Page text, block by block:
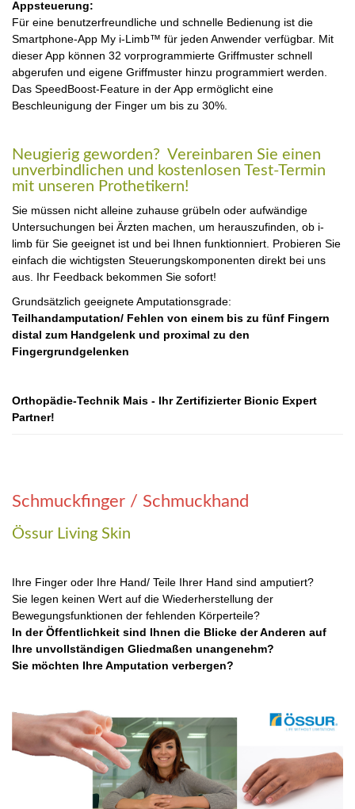
Appsteuerung:
Für eine benutzerfreundliche und schnelle Bedienung ist die
Smartphone-App My i-Limb™ für jeden Anwender verfügbar. Mit
dieser App können 32 vorprogrammierte Griffmuster schnell
abgerufen und eigene Griffmuster hinzu programmiert werden.
Das SpeedBoost-Feature in der App ermöglicht eine
Beschleunigung der Finger um bis zu 30%.
Neugierig geworden? Vereinbaren Sie einen
unverbindlichen und kostenlosen Test-Termin
mit unseren Prothetikern!
Sie müssen nicht alleine zuhause grübeln oder aufwändige
Untersuchungen bei Ärzten machen, um herauszufinden, ob i-
limb für Sie geeignet ist und bei Ihnen funktionniert. Probieren Sie
einfach die wichtigsten Steuerungskomponenten direkt bei uns
aus. Ihr Feedback bekommen Sie sofort!
Grundsätzlich geeignete Amputationsgrade:
Teilhandamputation/ Fehlen von einem bis zu fünf Fingern
distal zum Handgelenk und proximal zu den
Fingergrundgelenken
Orthopädie-Technik Mais - Ihr Zertifizierter Bionic Expert
Partner!
Schmuckfinger / Schmuckhand
Össur Living Skin
Ihre Finger oder Ihre Hand/ Teile Ihrer Hand sind amputiert?
Sie legen keinen Wert auf die Wiederherstellung der
Bewegungsfunktionen der fehlenden Körperteile?
In der Öffentlichkeit sind Ihnen die Blicke der Anderen auf
Ihre unvollständigen Gliedmaßen unangenehm?
Sie möchten Ihre Amputation verbergen?